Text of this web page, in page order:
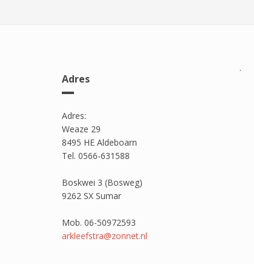
Adres
Adres:
Weaze 29
8495 HE Aldeboarn
Tel. 0566-631588
Boskwei 3 (Bosweg)
9262 SX Sumar
Mob. 06-50972593
arkleefstra@zonnet.nl
.